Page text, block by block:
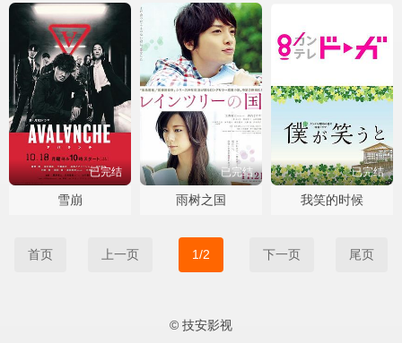
已完结
雪崩
已完结
雨树之国
已完结
我笑的时候
首页 上一页 1/2 下一页 尾页
© 技安影视